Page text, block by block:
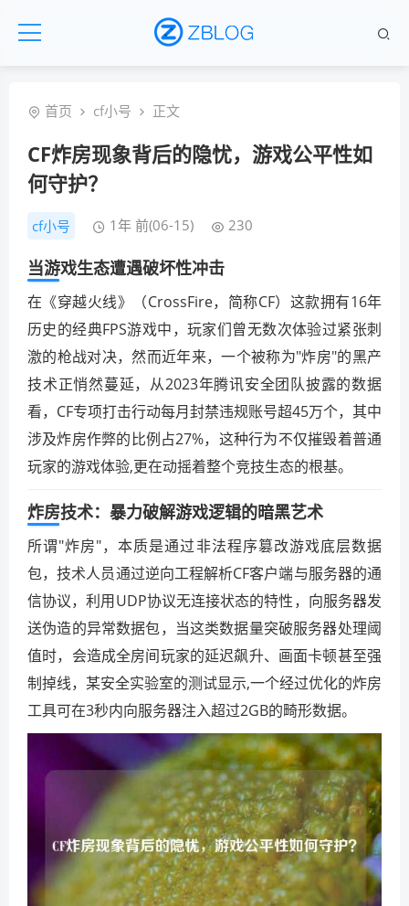
首页 cf小号 正文
CF炸房现象背后的隐忧，游戏公平性如
何守护？
cf小号 1年 前(06-15) 230
当游戏生态遭遇破坏性冲击
在《穿越火线》（CrossFire，简称CF）这款拥有16年
历史的经典FPS游戏中，玩家们曾无数次体验过紧张刺
激的枪战对决，然而近年来，一个被称为"炸房"的黑产
技术正悄然蔓延，从2023年腾讯安全团队披露的数据
看，CF专项打击行动每月封禁违规账号超45万个，其中
涉及炸房作弊的比例占27%，这种行为不仅摧毁着普通
玩家的游戏体验,更在动摇着整个竞技生态的根基。
炸房技术：暴力破解游戏逻辑的暗黑艺术
所谓"炸房"，本质是通过非法程序篡改游戏底层数据
包，技术人员通过逆向工程解析CF客户端与服务器的通
信协议，利用UDP协议无连接状态的特性，向服务器发
送伪造的异常数据包，当这类数据量突破服务器处理阈
值时，会造成全房间玩家的延迟飙升、画面卡顿甚至强
制掉线，某安全实验室的测试显示,一个经过优化的炸房
工具可在3秒内向服务器注入超过2GB的畸形数据。